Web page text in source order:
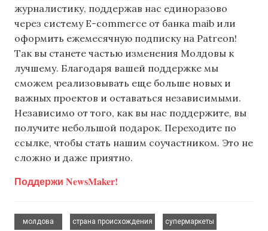
журналистику, поддержав нас единоразово
через систему E-commerce от банка maib или
оформить ежемесячную подписку на Patreon!
Так вы станете частью изменения Молдовы к
лучшему. Благодаря вашей поддержке мы
сможем реализовывать еще больше новых и
важных проектов и оставаться независимыми.
Независимо от того, как вы нас поддержите, вы
получите небольшой подарок. Переходите по
ссылке, чтобы стать нашим соучастником. Это не
сложно и даже приятно.
Поддержи NewsMaker!
молдова
страна происхождения
супермаркеты